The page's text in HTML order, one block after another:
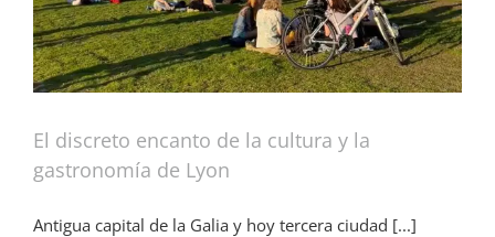
El discreto encanto de la cultura y la
gastronomía de Lyon
Antigua capital de la Galia y hoy tercera ciudad [...]